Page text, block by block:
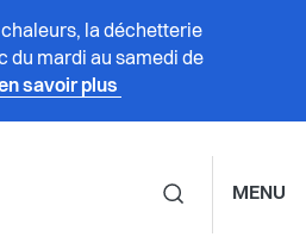
la déchetterie
du mardi au samedi de
savoir plus
MENU